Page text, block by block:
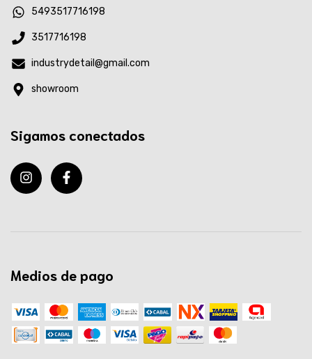
5493517716198
3517716198
industrydetail@gmail.com
showroom
Sigamos conectados
Medios de pago